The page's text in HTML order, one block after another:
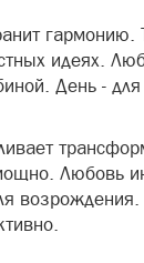
гармонию.
идеях.
День -
Любовь
возрождения.